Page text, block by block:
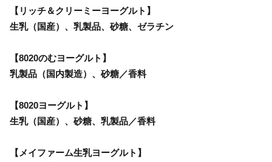
【リッチ＆クリーミーヨーグルト】
生乳（国産）、乳製品、砂糖、ゼラチン
【8020のむヨーグルト】
乳製品（国内製造）、砂糖／香料
【8020ヨーグルト】
生乳（国産）、砂糖、乳製品／香料
【メイファーム生乳ヨーグルト】